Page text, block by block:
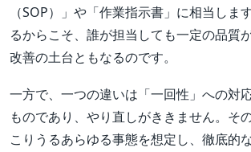
（SOP）」や「作業指示書」に相当しま
るからこそ、誰が担当しても一定の品質
改善の土台ともなるのです。
一方で、一つの違いは「一回性」への対
ものであり、やり直しがききません。そ
こりうるあらゆる事態を想定し、徹底的